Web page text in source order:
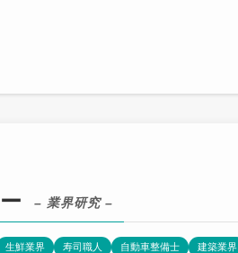
– 業界研究 –
生鮮業界 寿司職人 自動車整備士 建築業界